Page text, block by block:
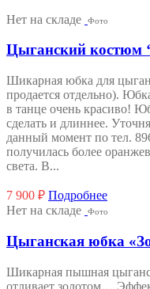
Нет на складе Фото
Цыганский костюм
Шикарная юбка для
продается отдельно).
в танце очень красиво!
сделать и длиннее.
данный момент по тел.
получилась более
света. В...
7 900 ₽ Подробнее
Нет на складе
Фото
Цыганская юбка
Шикарная пышная
отливает золотом…